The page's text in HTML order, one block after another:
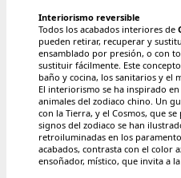
Interiorismo reversible
Todos los acabados interiores de
pueden retirar, recuperar y
ensamblado por presión, o con
sustituir fácilmente. Este
baño y cocina, los sanitarios y el
El interiorismo se ha inspirado
animales del zodiaco chino. Un
con la Tierra, y el Cosmos, que
signos del zodiaco se han
retroiluminadas en los
acabados, contrasta con el color
ensoñador, místico, que invita a